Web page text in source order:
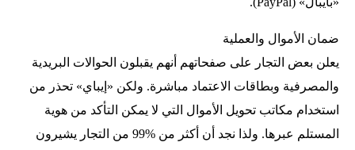
ضمان الأموال والعملية
يعلن بعض التجار على صفحاتهم أنهم يقبلون الحوالات البريدية
والمصرفية وبطاقات الاعتماد مباشرة. ولكن «إيباي» تحذر من
استخدام مكاتب تحويل الأموال التي لا يمكن التأكد من هوية
المستلم عبرها. ولذا نجد أن أكثر من %99 من التجار يشيرون